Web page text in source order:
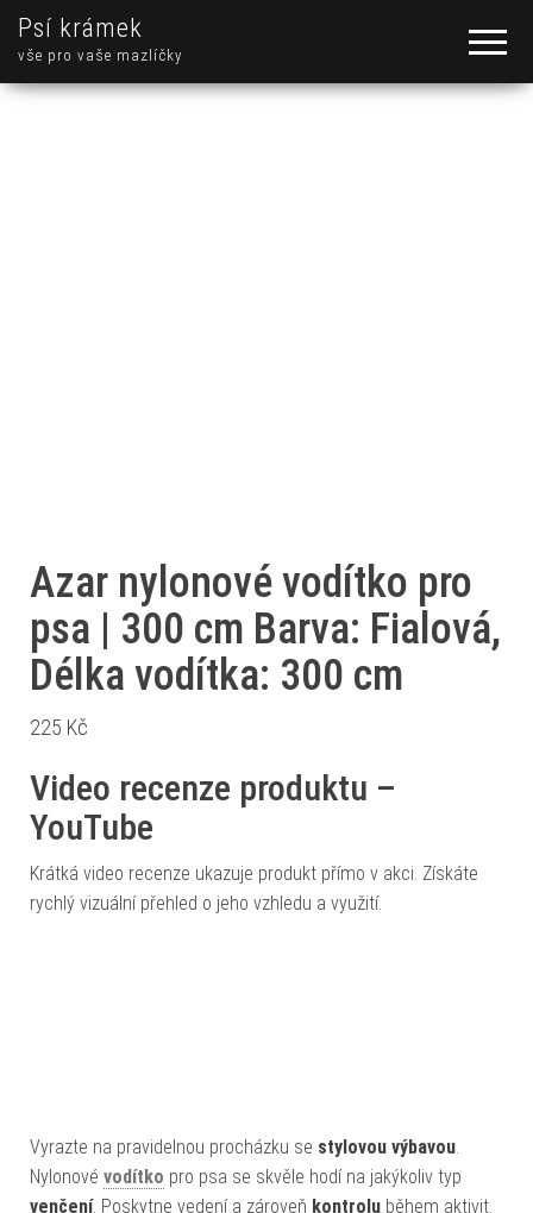
Psí krámek
vše pro vaše mazlíčky
Azar nylonové vodítko pro
psa | 300 cm Barva: Fialová,
Délka vodítka: 300 cm
225 Kč
Video recenze produktu –
YouTube
Krátká video recenze ukazuje produkt přímo v akci. Získáte
rychlý vizuální přehled o jeho vzhledu a využití.
Vyrazte na pravidelnou procházku se stylovou výbavou.
Nylonové vodítko pro psa se skvěle hodí na jakýkoliv typ
venčení. Poskytne vedení a zároveň kontrolu během aktivit.